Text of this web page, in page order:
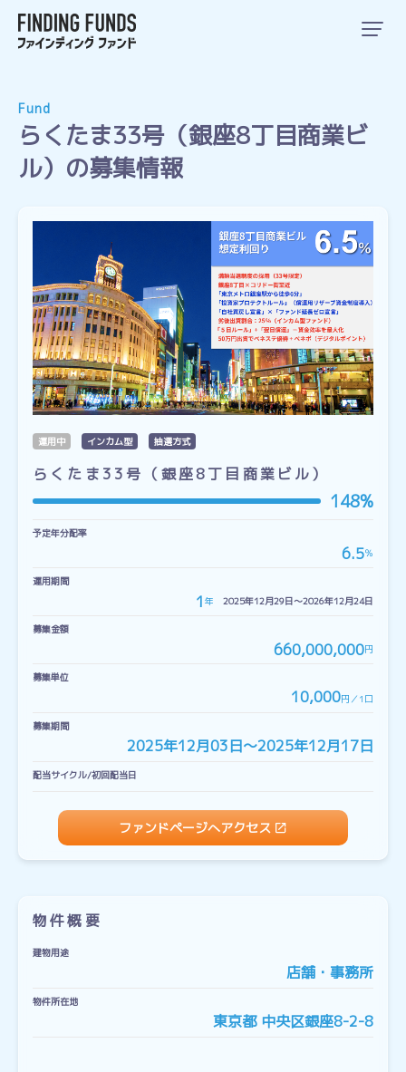
Fund
らくたま33号（銀座8丁目商業ビ
ル）の募集情報
運用中 インカム型 抽選方式
らくたま33号（銀座8丁目商業ビル）
148%
予定年分配率
6.5％
運用期間
1 年 2025年12月29日〜2026年12月24日
募集金額
660,000,000円
募集単位
10,000円／1口
募集期間
2025年12月03日〜2025年12月17日
配当サイクル/初回配当日
ファンドページへアクセス
物件概要
建物用途
店舗・事務所
物件所在地
東京都 中央区銀座8-2-8